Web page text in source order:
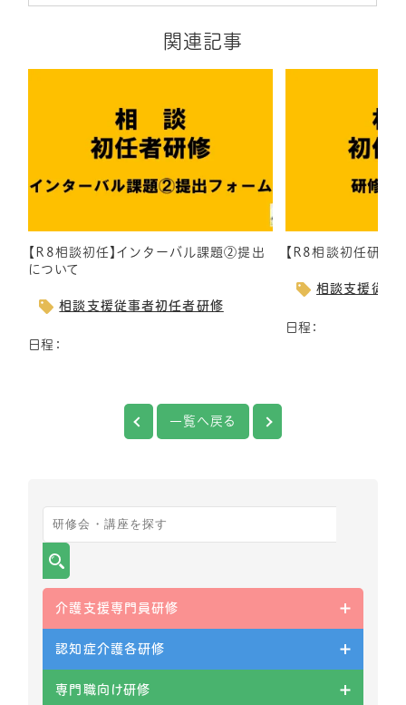
関連記事
【R8相談初任】インターバル課題②提出
について
相談支援従事者初任者研修
日程：
【R8相談初任研】
相談支援従事
日程：
一覧へ戻る
介護支援専門員研修
認知症介護各研修
専門職向け研修